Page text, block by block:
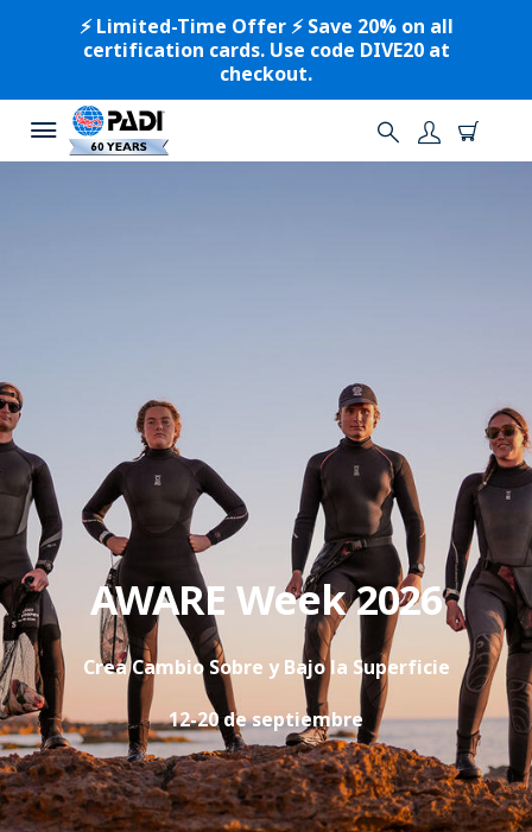
⚡️ Limited-Time Offer ⚡️ Save 20% on all
certification cards. Use code DIVE20 at
checkout.
AWARE Week 2026
Crea Cambio Sobre y Bajo la Superficie
12-20 de septiembre